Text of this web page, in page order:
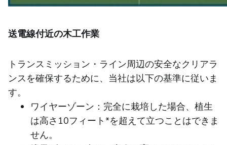
送電線付近の木工作業
トランスミッション・ライン周辺の安全なクリアラ
ンスを確保するために、当社は以下の基準に従いま
す。
ワイヤーゾーン：完全に栽培した場合、植生
は高さ10フィート*を超えて立つことはできま
せん。